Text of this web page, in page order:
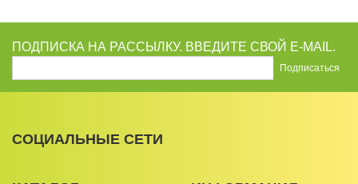
ПОДПИСКА НА РАССЫЛКУ. ВВЕДИТЕ СВОЙ E-MAIL.
СОЦИАЛЬНЫЕ СЕТИ